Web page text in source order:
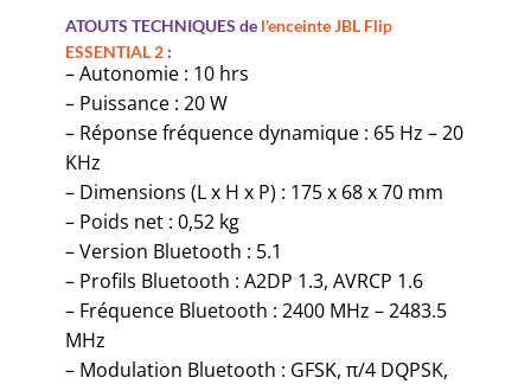
ATOUTS TECHNIQUES de l'enceinte JBL Flip
ESSENTIAL 2 :
– Autonomie : 10 hrs
– Puissance : 20 W
– Réponse fréquence dynamique : 65 Hz – 20
KHz
– Dimensions (L x H x P) : 175 x 68 x 70 mm
– Poids net : 0,52 kg
– Version Bluetooth : 5.1
– Profils Bluetooth : A2DP 1.3, AVRCP 1.6
– Fréquence Bluetooth : 2400 MHz – 2483.5
MHz
– Modulation Bluetooth : GFSK, π/4 DQPSK,